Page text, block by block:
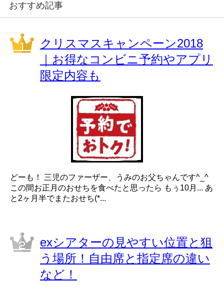
おすすめ記事
クリスマスキャンペーン2018
｜お得なコンビニ予約やアプリ
限定内容も
どーも！ 三児のファーザー、うみのお父ちゃんです^_^
この間お正月のおせちを食べたと思ったら もぅ10月... あ
と2ヶ月半でまたおせち(*...
exシアターの見やすい位置と狙
う場所！自由席と指定席の違い
など！